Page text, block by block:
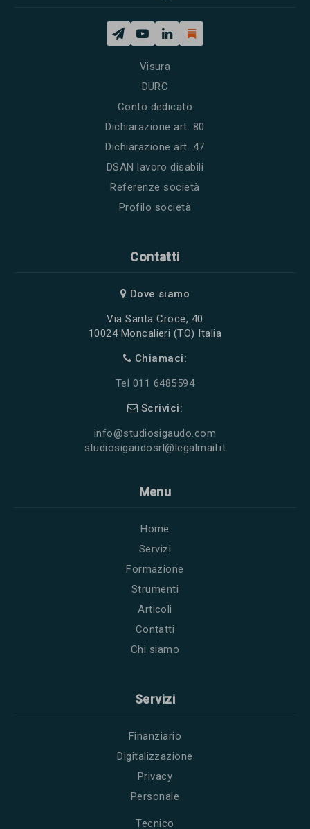
Visura
DURC
Conto dedicato
Dichiarazione art. 80
Dichiarazione art. 47
DSAN lavoro disabili
Referenze società
Profilo società
Contatti
Dove siamo
Via Santa Croce, 40
10024 Moncalieri (TO) Italia
Chiamaci:
Tel 011 6485594
Scrivici:
info@studiosigaudo.com
studiosigaudosrl@legalmail.it
Menu
Home
Servizi
Formazione
Strumenti
Articoli
Contatti
Chi siamo
Servizi
Finanziario
Digitalizzazione
Privacy
Personale
Tecnico